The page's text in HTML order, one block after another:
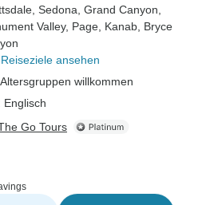
, Sedona , Grand Canyon
Valley, Page , Kanab , Bryce
ansehen
willkommen
Englisch
Go Tours